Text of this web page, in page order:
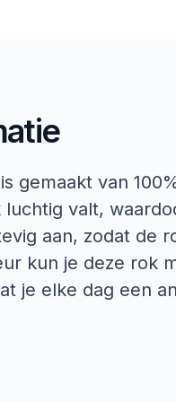
gemaakt van
valt,
aan, zodat de
kun je deze rok
je elke dag een